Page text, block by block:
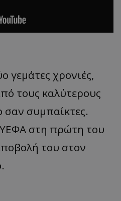
γεμάτες χρονιές,
τους καλύτερους
σαν συμπαίκτες.
στη πρώτη του
του στον